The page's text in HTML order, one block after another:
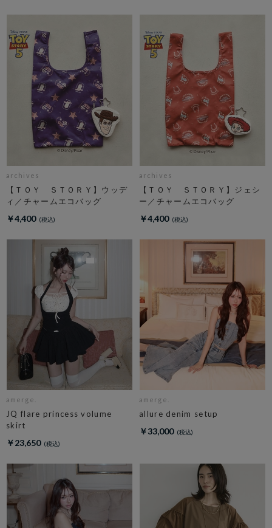
archives
【ＴＯＹ ＳＴＯＲＹ】ウッデ
ィ／チャームエコバッグ
￥4,400
archives
【ＴＯＹ ＳＴＯＲＹ】ジェシ
ー／チャームエコバッグ
￥4,400
amerge.
JQ flare princess volume
skirt
￥23,650
amerge.
allure denim setup
￥33,000